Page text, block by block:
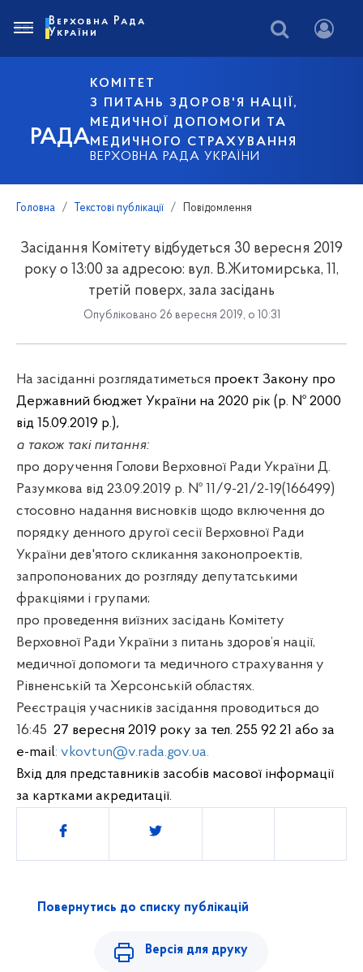
РАДА
КОМІТЕТ
З ПИТАНЬ ЗДОРОВ'Я НАЦІЇ,
МЕДИЧНОЇ ДОПОМОГИ ТА
МЕДИЧНОГО СТРАХУВАННЯ
ВЕРХОВНА РАДА УКРАЇНИ
Верховна Рада
України
Головна Текстові публікації Повідомлення
Засідання Комітету відбудеться 30 вересня 2019
року о 13:00 за адресою: вул. В.Житомирська, 11,
третій поверх, зала засідань
Опубліковано 26 вересня 2019, о 10:31
На засіданні розглядатиметься проект Закону про
Державний бюджет України на 2020 рік (р. № 2000
від 15.09.2019 р.),
а також такі питання:
про доручення Голови Верховної Ради України Д.
Разумкова від 23.09.2019 р. № 11/9-21/2-19(166499)
стосовно надання висновків щодо включення до
порядку денного другої сесії Верховної Ради
України дев'ятого скликання законопроектів,
запропонованих до розгляду депутатськими
фракціями і групами;
про проведення виїзних засідань Комітету
Верховної Ради України з питань здоров’я нації,
медичної допомоги та медичного страхування у
Рівненській та Херсонській областях.
Реєстрація учасників засідання проводиться до
16:45 27 вересня 2019 року за тел. 255 92 21 або за
е-mail: vkovtun@v.rada.gov.ua.
Вхід для представників засобів масової інформації
за картками акредитації.
Поділитись
Повернутись до списку публікацій
Версія для друку